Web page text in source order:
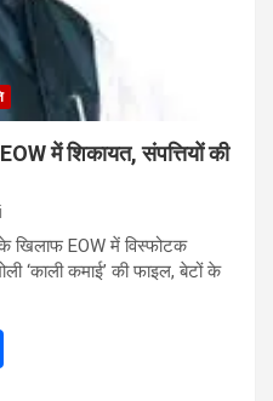
में शिकायत, संपत्तियों की
के खिलाफ EOW में विस्फोटक
‘काली कमाई’ की फाइल, बेटों के